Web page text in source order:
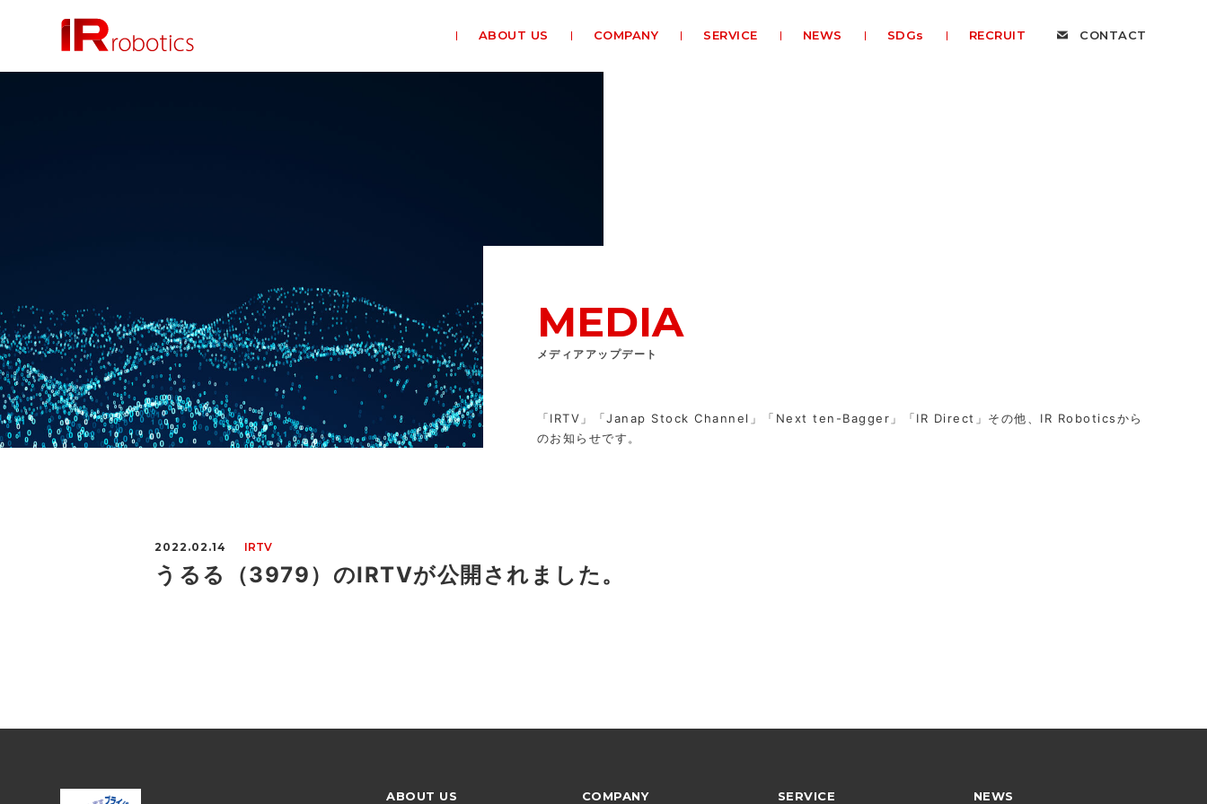
ABOUT US COMPANY SERVICE NEWS SDGs RECRUIT CONTACT
MEDIA
メディアアップデート
「IRTV」「Janap Stock Channel」「Next ten-Bagger」「IR Direct」その他、IR Roboticsから
のお知らせです。
2022.02.14 IRTV
うるる（3979）のIRTVが公開されました。
ABOUT US COMPANY SERVICE NEWS